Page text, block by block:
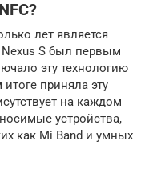
лет является
S был первым
эту технологию
приняла эту
на каждом
устройства,
как Mi Band и умных